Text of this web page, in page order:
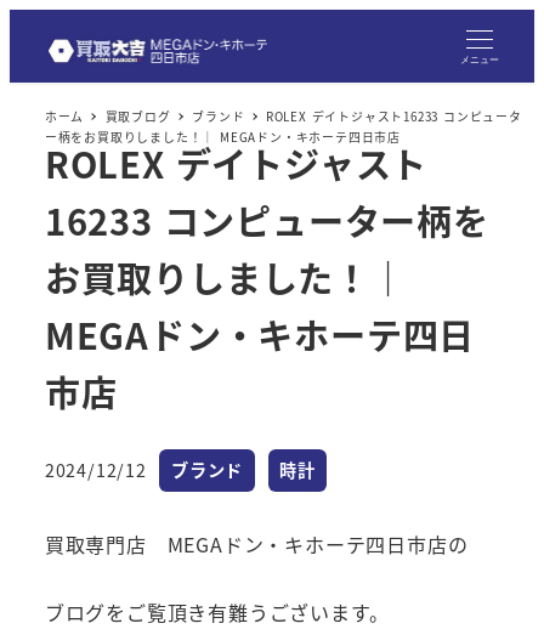
メニュー
ホーム 買取ブログ ブランド
ROLEX デイトジャスト16233 コンピュータ
ー柄をお買取りしました！｜ MEGAドン・キホーテ四日市店
ROLEX デイトジャスト
16233 コンピューター柄を
お買取りしました！｜
MEGAドン・キホーテ四日
市店
投稿日
2024/12/12 カテゴリー
ブランド カテゴリー
時計
買取専門店 MEGAドン・キホーテ四日市店の
ブログをご覧頂き有難うございます。